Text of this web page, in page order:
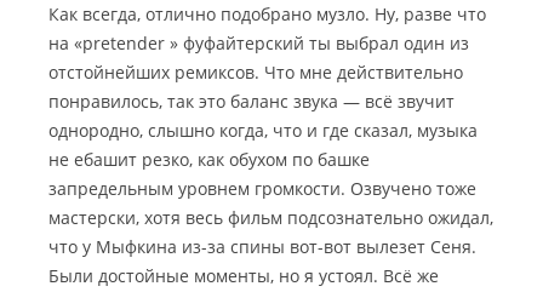
Как всегда, отлично подобрано музло. Ну, разве что
на «pretender » фуфайтерский ты выбрал один из
отстойнейших ремиксов. Что мне действительно
понравилось, так это баланс звука — всё звучит
однородно, слышно когда, что и где сказал, музыка
не ебашит резко, как обухом по башке
запредельным уровнем громкости. Озвучено тоже
мастерски, хотя весь фильм подсознательно ожидал,
что у Мыфкина из-за спины вот-вот вылезет Сеня.
Были достойные моменты, но я устоял. Всё же